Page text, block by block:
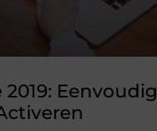
Eenvoudig